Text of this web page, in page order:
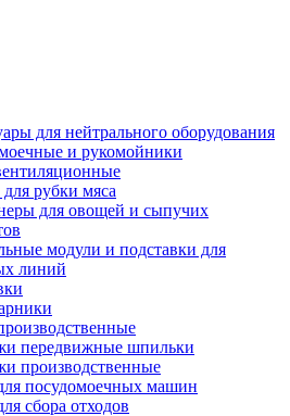
для нейтрального оборудования
и рукомойники
рубки мяса
для овощей и сыпучих
модули и подставки для
линий
передвижные шпильки
производственные
посудомоечных машин
сбора отходов